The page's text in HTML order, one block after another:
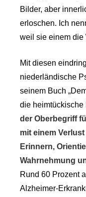
Bilder, aber
erloschen. Ich
weil sie einem die
Mit diesen
niederländische
seinem Buch
die heimtückische
der Oberbegriff
mit einem
Erinnern,
Wahrnehmung
Rund 60 Prozent
Alzheimer-